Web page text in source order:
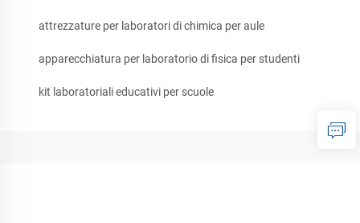
attrezzature per laboratori di chimica per aule
apparecchiatura per laboratorio di fisica per studenti
kit laboratoriali educativi per scuole